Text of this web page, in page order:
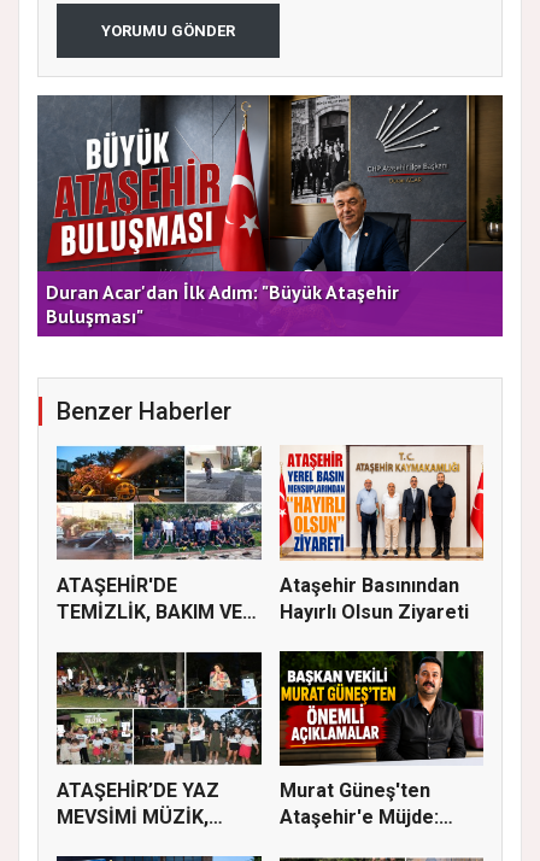
YORUMU GÖNDER
Duran Acar'dan İlk Adım: "Büyük Ataşehir
Buluşması"
Benzer Haberler
ATAŞEHİR'DE
TEMİZLİK, BAKIM VE
Ataşehir Basınından
Hayırlı Olsun Ziyareti
ATAŞEHİR’DE YAZ
MEVSİMİ MÜZİK,
Murat Güneş'ten
Ataşehir'e Müjde: